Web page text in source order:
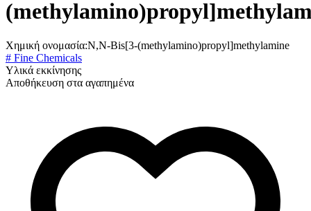
Χημική ονομασία:N,N-Bis[3-(methylamino)propyl]methylamine
# Fine Chemicals
Υλικά εκκίνησης
Αποθήκευση στα αγαπημένα